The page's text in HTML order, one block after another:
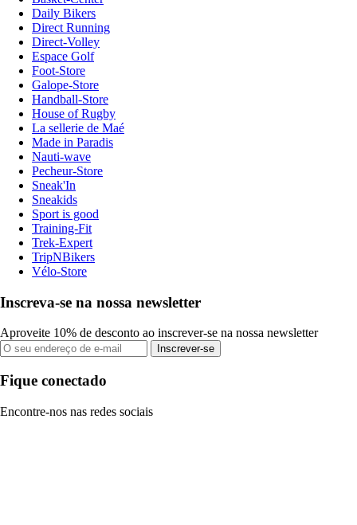
Daily Bikers
Direct Running
Direct-Volley
Espace Golf
Foot-Store
Galope-Store
Handball-Store
House of Rugby
La sellerie de Maé
Made in Paradis
Nauti-wave
Pecheur-Store
Sneak'In
Sneakids
Sport is good
Training-Fit
Trek-Expert
TripNBikers
Vélo-Store
Inscreva-se na nossa newsletter
Aproveite 10% de desconto ao inscrever-se na nossa newsletter
Inscrever-se
Fique conectado
Encontre-nos nas redes sociais